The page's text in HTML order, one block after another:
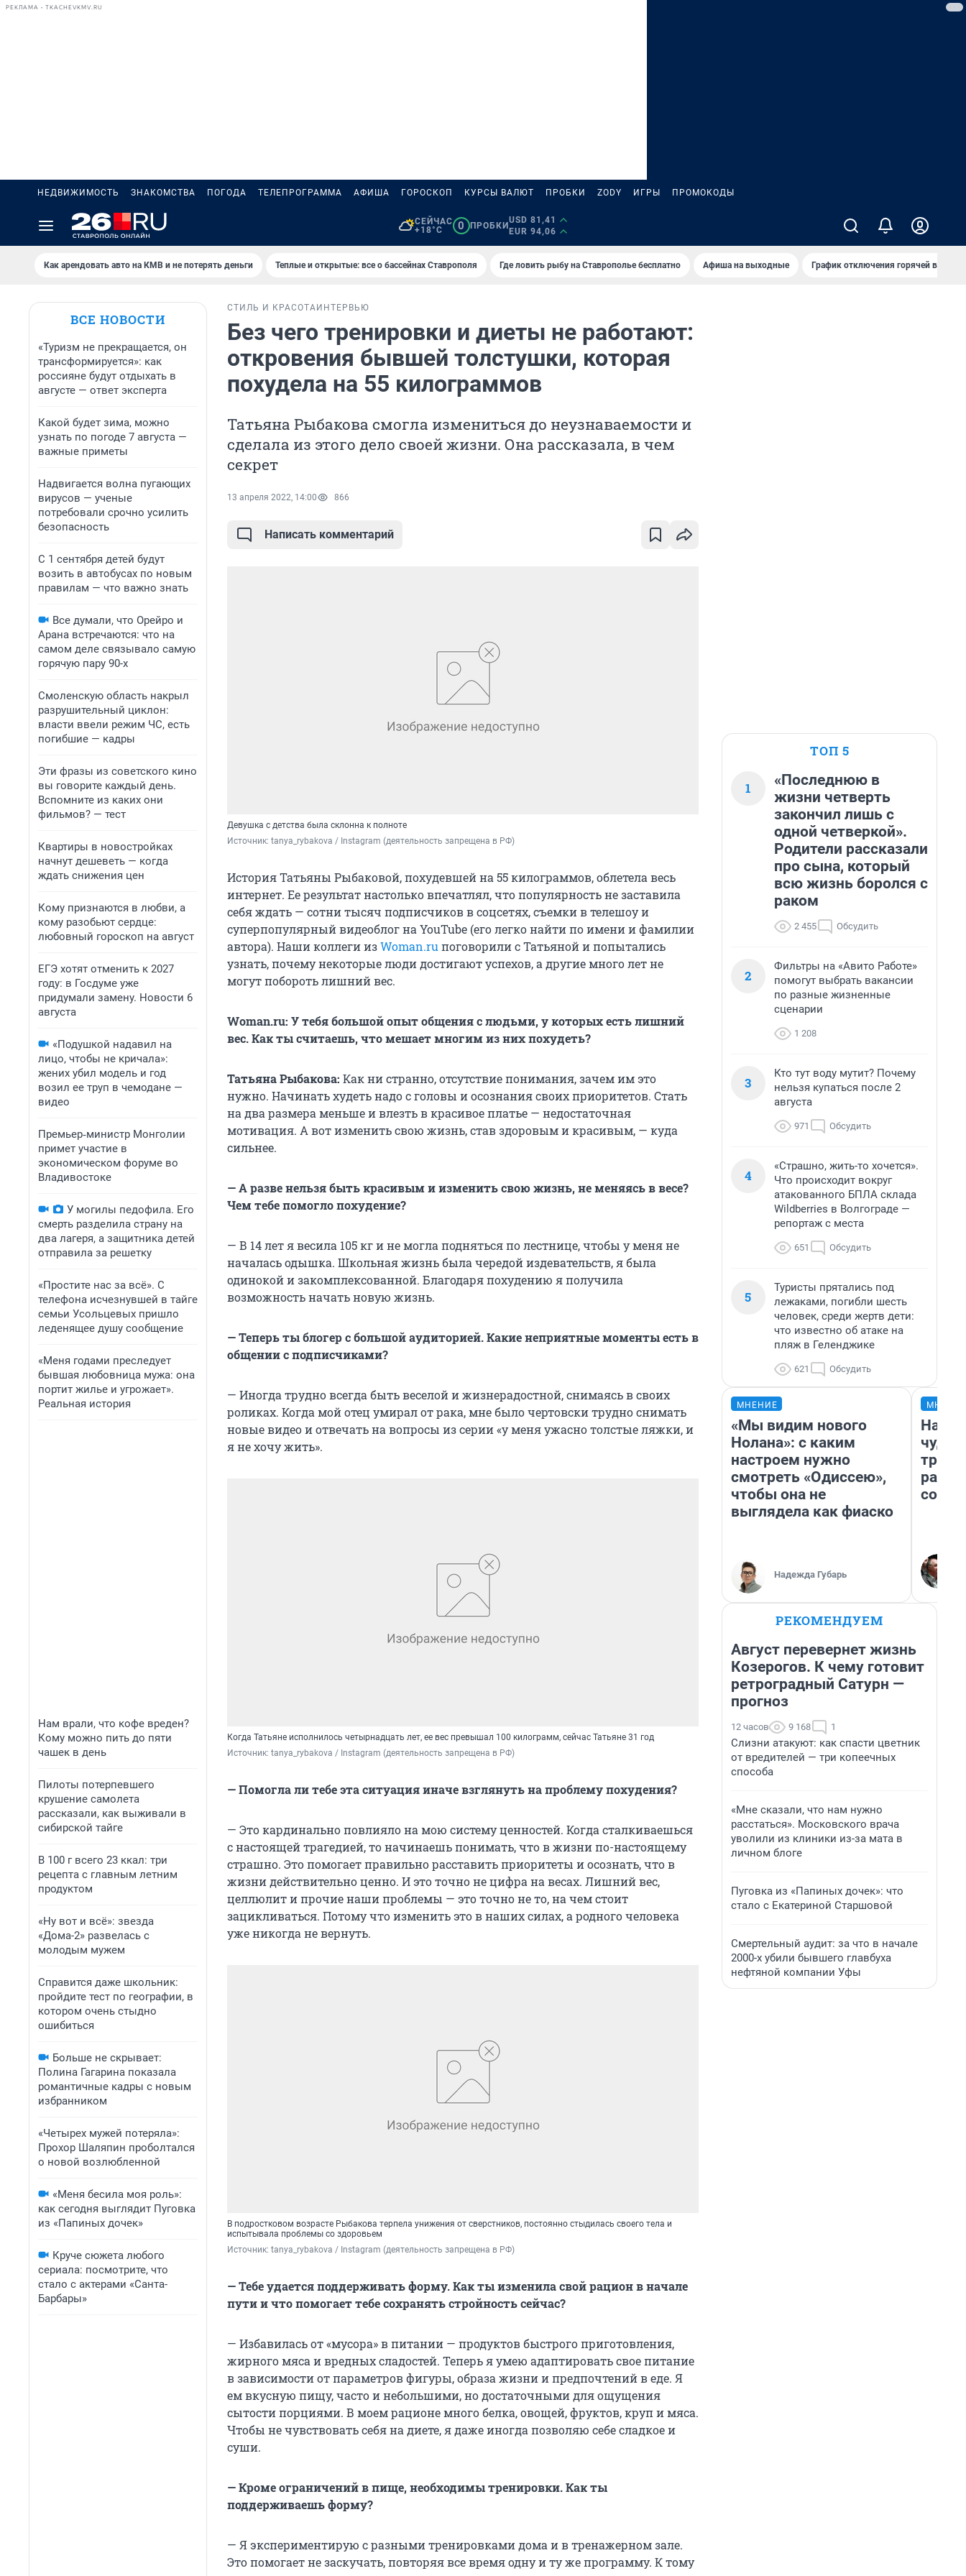
РЕКЛАМА • TKACHEVKMV.RU
НЕДВИЖИМОСТЬ ЗНАКОМСТВА ПОГОДА ТЕЛЕПРОГРАММА АФИША ГОРОСКОП КУРСЫ ВАЛЮТ ПРОБКИ ZODY ИГРЫ ПРОМОКОДЫ
СЕЙЧАС
+18°C
0 ПРОБКИ
USD 81,41
EUR 94,06
Как арендовать авто на КМВ и не потерять деньги Теплые и открытые: все о бассейнах Ставрополя Где ловить рыбу на Ставрополье бесплатно Афиша на выходные График отключения горячей воды в
ВСЕ НОВОСТИ
«Туризм не прекращается, он
трансформируется»: как
россияне будут отдыхать в
августе — ответ эксперта
Какой будет зима, можно
узнать по погоде 7 августа —
важные приметы
Надвигается волна пугающих
вирусов — ученые
потребовали срочно усилить
безопасность
С 1 сентября детей будут
возить в автобусах по новым
правилам — что важно знать
Все думали, что Орейро и
Арана встречаются: что на
самом деле связывало самую
горячую пару 90-х
Смоленскую область накрыл
разрушительный циклон:
власти ввели режим ЧС, есть
погибшие — кадры
Эти фразы из советского кино
вы говорите каждый день.
Вспомните из каких они
фильмов? — тест
Квартиры в новостройках
начнут дешеветь — когда
ждать снижения цен
Кому признаются в любви, а
кому разобьют сердце:
любовный гороскоп на август
ЕГЭ хотят отменить к 2027
году: в Госдуме уже
придумали замену. Новости 6
августа
«Подушкой надавил на
лицо, чтобы не кричала»:
жених убил модель и год
возил ее труп в чемодане —
видео
Премьер‑министр Монголии
примет участие в
экономическом форуме во
Владивостоке
У могилы педофила. Его
смерть разделила страну на
два лагеря, а защитника детей
отправила за решетку
«Простите нас за всё». С
телефона исчезнувшей в тайге
семьи Усольцевых пришло
леденящее душу сообщение
«Меня годами преследует
бывшая любовница мужа: она
портит жилье и угрожает».
Реальная история
Нам врали, что кофе вреден?
Кому можно пить до пяти
чашек в день
Пилоты потерпевшего
крушение самолета
рассказали, как выживали в
сибирской тайге
В 100 г всего 23 ккал: три
рецепта с главным летним
продуктом
«Ну вот и всё»: звезда
«Дома-2» развелась с
молодым мужем
Справится даже школьник:
пройдите тест по географии, в
котором очень стыдно
ошибиться
Больше не скрывает:
Полина Гагарина показала
романтичные кадры с новым
избранником
«Четырех мужей потеряла»:
Прохор Шаляпин проболтался
о новой возлюбленной
«Меня бесила моя роль»:
как сегодня выглядит Пуговка
из «Папиных дочек»
Круче сюжета любого
сериала: посмотрите, что
стало с актерами «Санта-
Барбары»
СТИЛЬ И КРАСОТА ИНТЕРВЬЮ
Без чего тренировки и диеты не работают:
откровения бывшей толстушки, которая
похудела на 55 килограммов
Татьяна Рыбакова смогла измениться до неузнаваемости и
сделала из этого дело своей жизни. Она рассказала, в чем
секрет
13 апреля 2022, 14:00 866
Написать комментарий
Девушка с детства была склонна к полноте
Источник: tanya_rybakova / Instagram (деятельность запрещена в РФ)
История Татьяны Рыбаковой, похудевшей на 55 килограммов, облетела весь
интернет. Ее результат настолько впечатлял, что популярность не заставила
себя ждать — сотни тысяч подписчиков в соцсетях, съемки в телешоу и
суперпопулярный видеоблог на YouTube (его легко найти по имени и фамилии
автора). Наши коллеги изWoman.ru поговорили с Татьяной и попытались
узнать, почему некоторые люди достигают успехов, а другие много лет не
могут побороть лишний вес.
Woman.ru: У тебя большой опыт общения с людьми, у которых есть лишний
вес. Как ты считаешь, что мешает многим из них похудеть?
Татьяна Рыбакова: Как ни странно, отсутствие понимания, зачем им это
нужно. Начинать худеть надо с головы и осознания своих приоритетов. Стать
на два размера меньше и влезть в красивое платье — недостаточная
мотивация. А вот изменить свою жизнь, став здоровым и красивым, — куда
сильнее.
— А разве нельзя быть красивым и изменить свою жизнь, не меняясь в весе?
Чем тебе помогло похудение?
— В 14 лет я весила 105 кг и не могла подняться по лестнице, чтобы у меня не
началась одышка. Школьная жизнь была чередой издевательств, я была
одинокой и закомплексованной. Благодаря похудению я получила
возможность начать новую жизнь.
— Теперь ты блогер с большой аудиторией. Какие неприятные моменты есть в
общении с подписчиками?
— Иногда трудно всегда быть веселой и жизнерадостной, снимаясь в своих
роликах. Когда мой отец умирал от рака, мне было чертовски трудно снимать
новые видео и отвечать на вопросы из серии «у меня ужасно толстые ляжки, и
я не хочу жить».
Когда Татьяне исполнилось четырнадцать лет, ее вес превышал 100 килограмм, сейчас Татьяне 31 год
Источник: tanya_rybakova / Instagram (деятельность запрещена в РФ)
— Помогла ли тебе эта ситуация иначе взглянуть на проблему похудения?
— Это кардинально повлияло на мою систему ценностей. Когда сталкиваешься
с настоящей трагедией, то начинаешь понимать, что в жизни по-настоящему
страшно. Это помогает правильно расставить приоритеты и осознать, что в
жизни действительно ценно. И это точно не цифра на весах. Лишний вес,
целлюлит и прочие наши проблемы — это точно не то, на чем стоит
зацикливаться. Потому что изменить это в наших силах, а родного человека
уже никогда не вернуть.
В подростковом возрасте Рыбакова терпела унижения от сверстников, постоянно стыдилась своего тела и
испытывала проблемы со здоровьем
Источник: tanya_rybakova / Instagram (деятельность запрещена в РФ)
— Тебе удается поддерживать форму. Как ты изменила свой рацион в начале
пути и что помогает тебе сохранять стройность сейчас?
— Избавилась от «мусора» в питании — продуктов быстрого приготовления,
жирного мяса и вредных сладостей. Теперь я умею адаптировать свое питание
в зависимости от параметров фигуры, образа жизни и предпочтений в еде. Я
ем вкусную пищу, часто и небольшими, но достаточными для ощущения
сытости порциями. В моем рационе много белка, овощей, фруктов, круп и мяса.
Чтобы не чувствовать себя на диете, я даже иногда позволяю себе сладкое и
суши.
— Кроме ограничений в пище, необходимы тренировки. Как ты
поддерживаешь форму?
— Я экспериментирую с разными тренировками дома и в тренажерном зале.
Это помогает не заскучать, повторяя все время одну и ту же программу. К тому
ТОП 5
1
«Последнюю в
жизни четверть
закончил лишь с
одной четверкой».
Родители рассказали
про сына, который
всю жизнь боролся с
раком
2 455 Обсудить
2
Фильтры на «Авито Работе»
помогут выбрать вакансии
по разные жизненные
сценарии
1 208
3
Кто тут воду мутит? Почему
нельзя купаться после 2
августа
971 Обсудить
4
«Страшно, жить-то хочется».
Что происходит вокруг
атакованного БПЛА склада
Wildberries в Волгограде —
репортаж с места
651 Обсудить
5
Туристы прятались под
лежаками, погибли шесть
человек, среди жертв дети:
что известно об атаке на
пляж в Геленджике
621 Обсудить
МНЕНИЕ
«Мы видим нового
Нолана»: с каким
настроем нужно
смотреть «Одиссею»,
чтобы она не
выглядела как фиаско
Надежда Губарь
РЕКОМЕНДУЕМ
Август перевернет жизнь
Козерогов. К чему готовит
ретроградный Сатурн —
прогноз
12 часов 9 168 1
Слизни атакуют: как спасти цветник
от вредителей — три копеечных
способа
«Мне сказали, что нам нужно
расстаться». Московского врача
уволили из клиники из-за мата в
личном блоге
Пуговка из «Папиных дочек»: что
стало с Екатериной Старшовой
Смертельный аудит: за что в начале
2000-х убили бывшего главбуха
нефтяной компании Уфы